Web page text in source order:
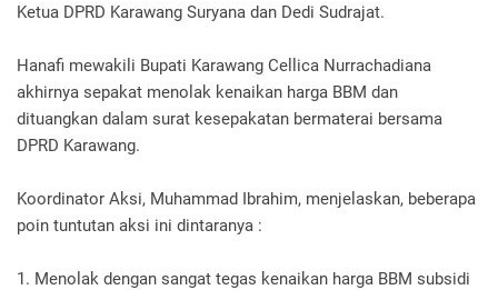
Ketua DPRD Karawang Suryana dan Dedi Sudrajat.
Hanafi mewakili Bupati Karawang Cellica Nurrachadiana
akhirnya sepakat menolak kenaikan harga BBM dan
dituangkan dalam surat kesepakatan bermaterai bersama
DPRD Karawang.
Koordinator Aksi, Muhammad Ibrahim, menjelaskan, beberapa
poin tuntutan aksi ini dintaranya :
1. Menolak dengan sangat tegas kenaikan harga BBM subsidi